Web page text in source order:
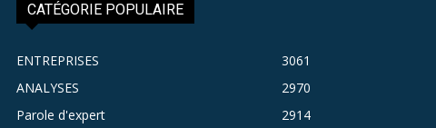
CATÉGORIE POPULAIRE
ENTREPRISES
3061
ANALYSES
2970
Parole d'expert
2914